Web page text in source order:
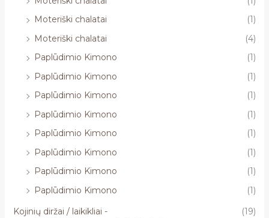
Moteriški chalatai
(1)
Moteriški chalatai
(4)
Paplūdimio Kimono
(1)
Paplūdimio Kimono
(1)
Paplūdimio Kimono
(1)
Paplūdimio Kimono
(1)
Paplūdimio Kimono
(1)
Paplūdimio Kimono
(1)
Paplūdimio Kimono
(1)
Paplūdimio Kimono
(1)
Kojinių diržai / laikikliai -
(19)